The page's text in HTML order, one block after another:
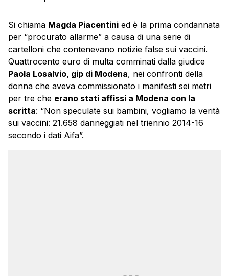
Si chiama Magda Piacentini ed è la prima condannata
per “procurato allarme” a causa di una serie di
cartelloni che contenevano notizie false sui vaccini.
Quattrocento euro di multa comminati dalla giudice
Paola Losalvio, gip di Modena, nei confronti della
donna che aveva commissionato i manifesti sei metri
per tre che erano stati affissi a Modena con la
scritta: “Non speculate sui bambini, vogliamo la verità
sui vaccini: 21.658 danneggiati nel triennio 2014-16
secondo i dati Aifa”.